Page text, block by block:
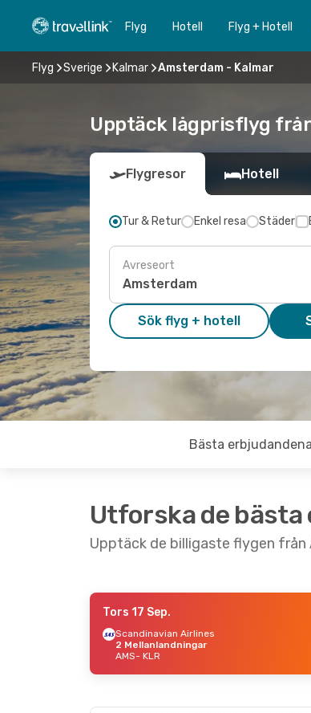
Flyg Hotell Flyg + Hotell
Flyg Sverige Kalmar Amsterdam - Kalmar
Upptäck lågprisflyg
Flygresor Hotell
Tur & Retur Enkel resa Städer
Avreseort
Sök flyg + hotell
Bästa erbjudandena
Utforska de bästa
Upptäck de billigaste flygen från
- Sön 11 Okt.
Scandinavian Airlines
Tors 17 Sep.
Scandinavian Airlines
2 Mellanlandningar
AMS- KLR